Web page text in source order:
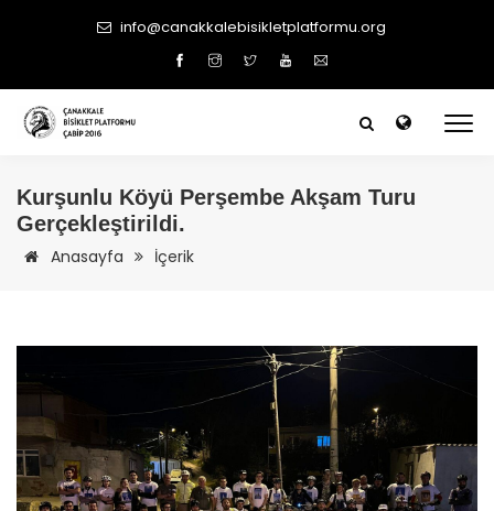
info@canakkalebisikletplatformu.org
Kurşunlu Köyü Perşembe Akşam Turu
Gerçekleştirildi.
Anasayfa İçerik